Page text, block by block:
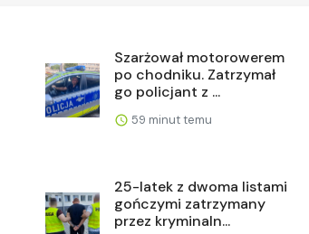
Szarżował motorowerem
po chodniku. Zatrzymał
go policjant z ...
59 minut temu
25-latek z dwoma listami
gończymi zatrzymany
przez kryminaln...